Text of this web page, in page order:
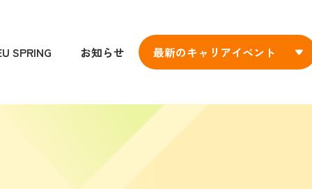
SPRING お知らせ 最新のキャリアイベント